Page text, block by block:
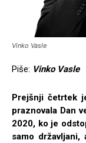
Vinko Vasle
Piše: Vinko Vasle
Prejšnji četrtek
praznovala Dan
2020, ko je
samo